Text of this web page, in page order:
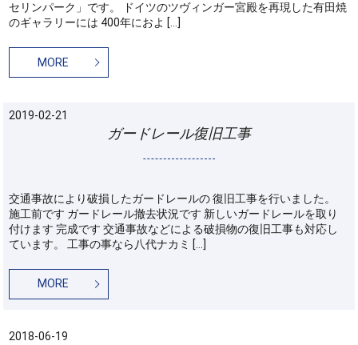
セリンパーク」です。 ドイツのツヴィンガー宮殿を再現した有田焼
のギャラリーには 400年におよ […]
MORE
2019-02-21
ガードレール復旧工事
交通事故により破損したガードレールの 復旧工事を行いました。
施工前です ガードレール撤去状況です 新しいガードレールを取り
付けます 完成です 交通事故などによる破損物の復旧工事も対応し
ています。 工事の事なら八代ナカミ […]
MORE
2018-06-19